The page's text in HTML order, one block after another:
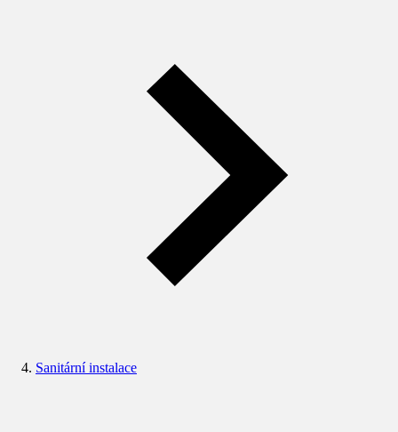
Sanitární instalace